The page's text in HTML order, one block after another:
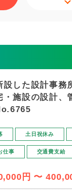
設した設計事務
・施設の設計、
土日祝休み
仕事 交通費支給
円 〜